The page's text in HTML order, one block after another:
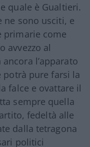
quale è Gualtieri.
ne sono usciti, e
primarie come
avvezzo al
l’apparato
potrà pure farsi la
falce e ovattare il
sempre quella
fedeltà alle
dalla tetragona
politici